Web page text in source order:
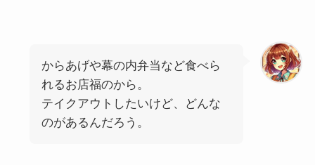
からあげや幕の内弁当など食べら
れるお店福のから。
テイクアウトしたいけど、どんな
のがあるんだろう。